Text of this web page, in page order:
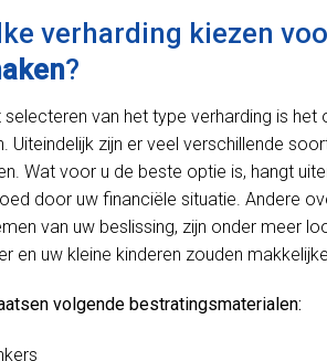
verharding kiezen
?
selecteren van het type verharding is
Uiteindelijk zijn er veel verschillende
Wat voor u de beste optie is, hangt
door uw financiële situatie. Andere
van uw beslissing, zijn onder meer
en uw kleine kinderen zouden
volgende bestratingsmaterialen: